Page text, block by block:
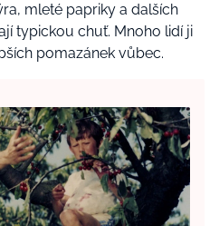
mleté papriky a dalších
typickou chuť. Mnoho lidí ji
pomazánek vůbec.